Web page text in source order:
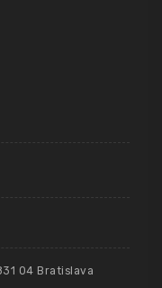
04 Bratislava